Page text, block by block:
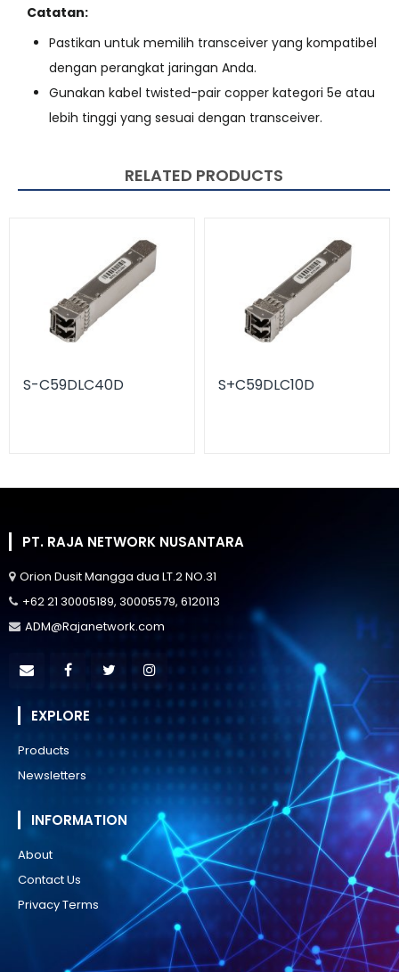
Catatan:
Pastikan untuk memilih transceiver yang kompatibel
dengan perangkat jaringan Anda.
Gunakan kabel twisted-pair copper kategori 5e atau
lebih tinggi yang sesuai dengan transceiver.
RELATED PRODUCTS
S-C59DLC40D S+C59DLC10D
PT. RAJA NETWORK NUSANTARA
Orion Dusit Mangga dua LT.2 NO.31
+62 21 30005189, 30005579, 6120113
ADM@Rajanetwork.com
EXPLORE
Products
Newsletters
INFORMATION
About
Contact Us
Privacy Terms